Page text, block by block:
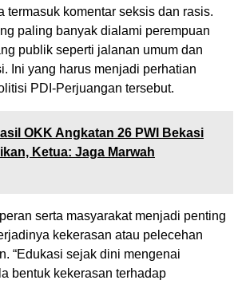
termasuk komentar seksis dan rasis.
paling banyak dialami perempuan
publik seperti jalanan umum dan
Ini yang harus menjadi perhatian
PDI-Perjuangan tersebut.
OKK Angkatan 26 PWI Bekasi
Ketua: Jaga Marwah
serta masyarakat menjadi penting
kekerasan atau pelecehan
“Edukasi sejak dini mengenai
bentuk kekerasan terhadap